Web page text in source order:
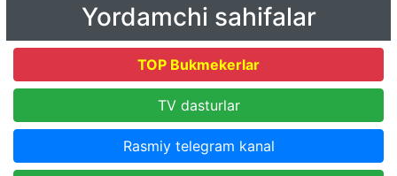
Yordamchi sahifalar
TOP Bukmekerlar
TV dasturlar
Rasmiy telegram kanal